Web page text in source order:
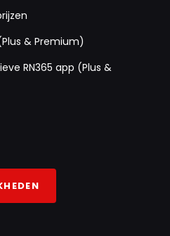
& Premium)
RN365 app (Plus &